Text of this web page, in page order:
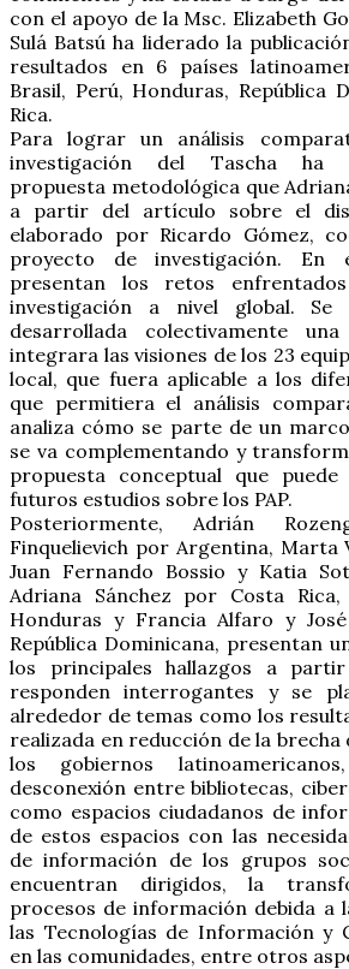
con el apoyo de la Msc. Elizabeth
Sulá Batsú ha liderado la
resultados en 6 países
Brasil, Perú, Honduras, República
Rica.
Para lograr un análisis
investigación del Tascha ha
propuesta metodológica que
a partir del artículo sobre el
elaborado por Ricardo Gómez,
proyecto de investigación. En
presentan los retos
investigación a nivel global. Se
desarrollada colectivamente
integrara las visiones de los 23
local, que fuera aplicable a los
que permitiera el análisis
analiza cómo se parte de un
se va complementando y
propuesta conceptual que
futuros estudios sobre los PAP.
Posteriormente, Adrián
Finquelievich por Argentina, Marta
Juan Fernando Bossio y Katia
Adriana Sánchez por Costa
Honduras y Francia Alfaro y
República Dominicana, presentan
los principales hallazgos a
responden interrogantes y se
alrededor de temas como los
realizada en reducción de la
los gobiernos
desconexión entre bibliotecas,
como espacios ciudadanos de
de estos espacios con las
de información de los grupos
encuentran dirigidos, la
procesos de información debida a
las Tecnologías de Información y
en las comunidades, entre otros